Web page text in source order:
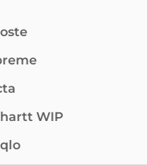
WIP